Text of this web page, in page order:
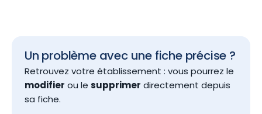
Un problème avec une fiche précise ?
Retrouvez votre établissement : vous pourrez le
modifier ou le supprimer directement depuis
sa fiche.